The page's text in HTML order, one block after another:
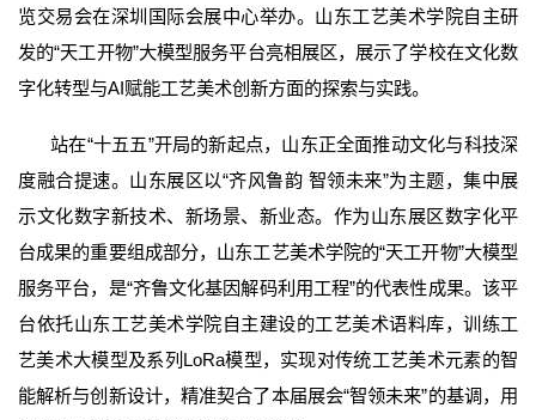
览交易会在深圳国际会展中心举办。山东工艺美术学院自主研
发的“天工开物”大模型服务平台亮相展区，展示了学校在文化数
字化转型与AI赋能工艺美术创新方面的探索与实践。
站在“十五五”开局的新起点，山东正全面推动文化与科技深
度融合提速。山东展区以“齐风鲁韵 智领未来”为主题，集中展
示文化数字新技术、新场景、新业态。作为山东展区数字化平
台成果的重要组成部分，山东工艺美术学院的“天工开物”大模型
服务平台，是“齐鲁文化基因解码利用工程”的代表性成果。该平
台依托山东工艺美术学院自主建设的工艺美术语料库，训练工
艺美术大模型及系列LoRa模型，实现对传统工艺美术元素的智
能解析与创新设计，精准契合了本届展会“智领未来”的基调，用